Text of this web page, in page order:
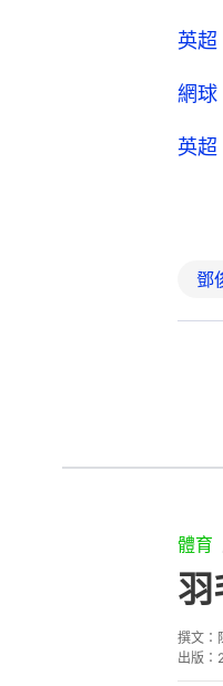
英
網
英超
鄧
體育
撰文：
出版：